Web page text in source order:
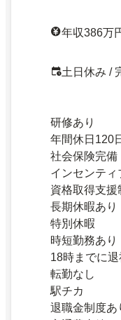
年収386万
土日休み /
研修あり
年間休日120
社会保険完備
インセンティ
資格取得支援
長期休暇あり
特別休暇
時短勤務あり
18時までに
転勤なし
駅チカ
退職金制度あ